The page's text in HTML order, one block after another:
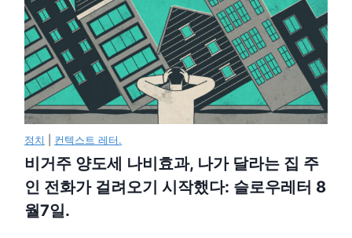
정치 컨텍스트 레터.
비거주 양도세 나비효과, 나가 달라는 집 주
인 전화가 걸려오기 시작했다: 슬로우레터 8
월7일.